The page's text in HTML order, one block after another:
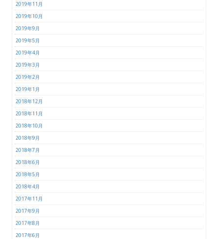
2019年11月
2019年10月
2019年9月
2019年5月
2019年4月
2019年3月
2019年2月
2019年1月
2018年12月
2018年11月
2018年10月
2018年9月
2018年7月
2018年6月
2018年5月
2018年4月
2017年11月
2017年9月
2017年8月
2017年6月